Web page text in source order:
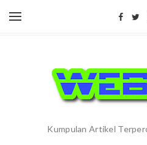
Kumpulan Artikel